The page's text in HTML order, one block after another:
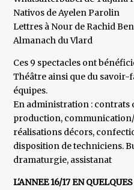
Nativos de Ayelen Parolin
Lettres à Nour de Rachid
Almanach du Vlard
Ces 9 spectacles ont
Théâtre ainsi que du savoir-
équipes.
En administration : contrats
production,
réalisations décors,
disposition de techniciens.
dramaturgie, assistanat
L'ANNEE 16/17 EN